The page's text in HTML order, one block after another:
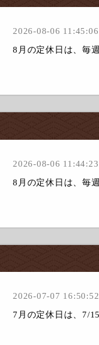
2026-08-06 11:45:06
8月の定休日は、毎
2026-08-06 11:44:23
8月の定休日は、毎
2026-07-07 16:50:52
7月の定休日は、7/